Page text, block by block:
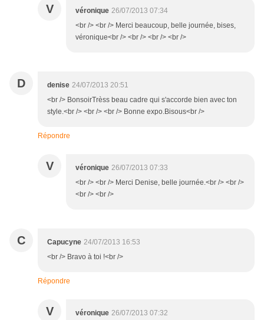
V véronique 26/07/2013 07:34
<br /> <br /> Merci beaucoup, belle journée, bises,
véronique<br /> <br /> <br /> <br />
D denise 24/07/2013 20:51
<br /> BonsoirTrèss beau cadre qui s'accorde bien avec ton
style.<br /> <br /> <br /> Bonne expo.Bisous<br />
Répondre
V véronique 26/07/2013 07:33
<br /> <br /> Merci Denise, belle journée.<br /> <br />
<br /> <br />
C Capucyne 24/07/2013 16:53
<br /> Bravo à toi !<br />
Répondre
V véronique 26/07/2013 07:32